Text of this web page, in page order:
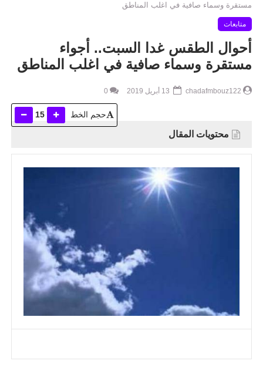
مستقرة وسماء صافية في اغلب المناطق
متابعات
أحوال الطقس غدا السبت.. أجواء
مستقرة وسماء صافية في اغلب المناطق
chadafmbouz122
0
حجم الخط 15
محتويات المقال